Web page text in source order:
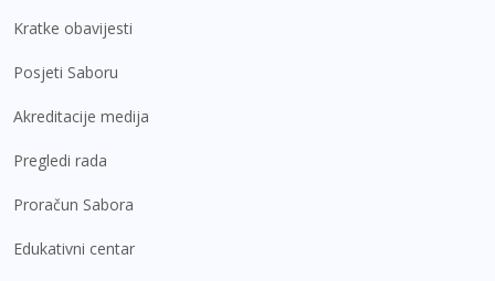
Kratke obavijesti
Posjeti Saboru
Akreditacije medija
Pregledi rada
Proračun Sabora
Edukativni centar